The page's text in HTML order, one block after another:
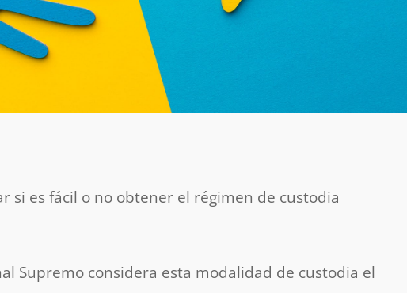
si es fácil o no obtener el régimen de custodia
Supremo considera esta modalidad de custodia el